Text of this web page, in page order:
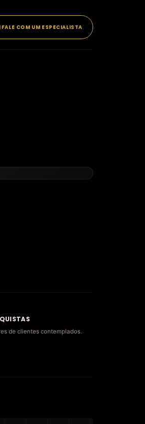
FALE COM UM ESPECIALISTA
de clientes contemplados.